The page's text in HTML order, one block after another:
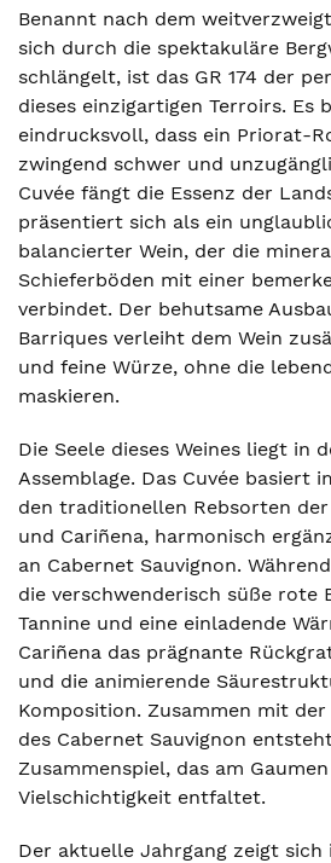
Benannt nach dem
sich durch die spektakuläre
schlängelt, ist das GR 174 der
dieses einzigartigen Terroirs. Es
eindrucksvoll, dass ein Priorat-
zwingend schwer und
Cuvée fängt die Essenz der
präsentiert sich als ein
balancierter Wein, der die
Schieferböden mit einer
verbindet. Der behutsame
Barriques verleiht dem Wein
und feine Würze, ohne die
maskieren.
Die Seele dieses Weines liegt in
Assemblage. Das Cuvée basiert
den traditionellen Rebsorten der
und Cariñena, harmonisch
an Cabernet Sauvignon.
die verschwenderisch süße rote
Tannine und eine einladende
Cariñena das prägnante
und die animierende
Komposition. Zusammen mit
des Cabernet Sauvignon
Zusammenspiel, das am
Vielschichtigkeit entfaltet.
Der aktuelle Jahrgang zeigt sich